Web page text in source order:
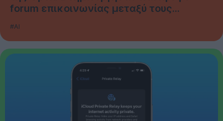
forum επικοινωνίας μεταξύ τους...
#AI